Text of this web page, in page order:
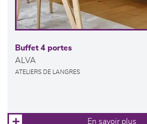
Buffet 4 portes
ALVA
ATELIERS DE LANGRES
En savoir plus